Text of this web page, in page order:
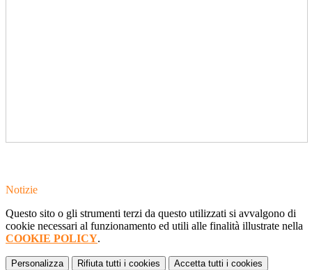
Notizie
Questo sito o gli strumenti terzi da questo utilizzati si avvalgono di
cookie necessari al funzionamento ed utili alle finalità illustrate nella
COOKIE POLICY.
Personalizza Rifiuta tutti i cookies Accetta tutti i cookies